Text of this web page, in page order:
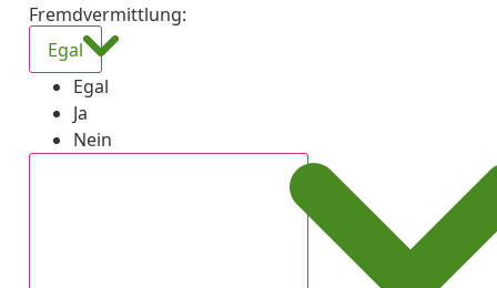
Fremdvermittlung:
Egal
Egal
Ja
Nein